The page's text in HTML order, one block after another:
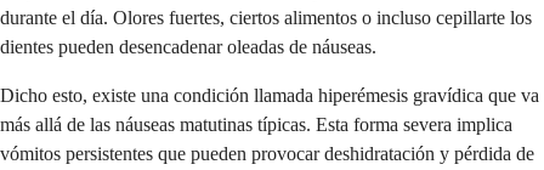
durante el día. Olores fuertes, ciertos alimentos o incluso cepillarte los
dientes pueden desencadenar oleadas de náuseas.
Dicho esto, existe una condición llamada hiperémesis gravídica que va
más allá de las náuseas matutinas típicas. Esta forma severa implica
vómitos persistentes que pueden provocar deshidratación y pérdida de